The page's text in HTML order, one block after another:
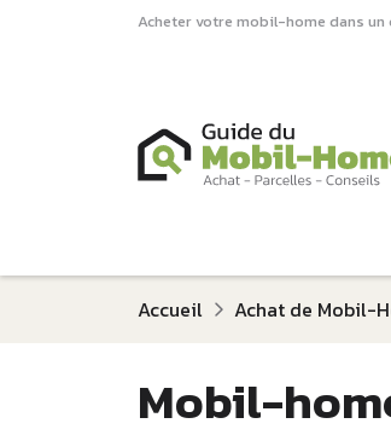
Acheter votre mobil-home dans un
Accueil Achat de Mobil-
Mobil-